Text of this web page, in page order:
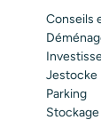
Conseils
Jestocke
Parking